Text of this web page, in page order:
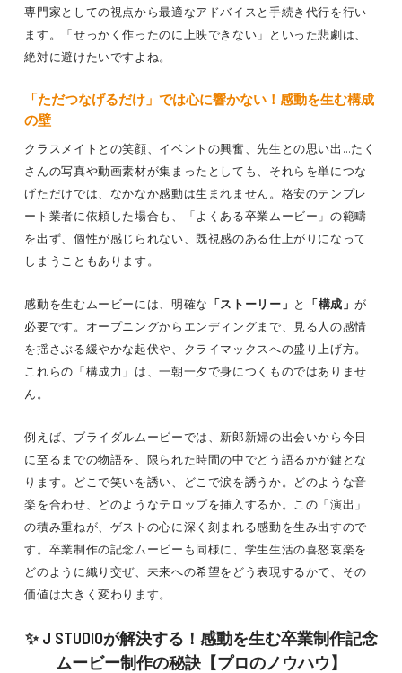
専門家としての視点から最適なアドバイスと手続き代行を行い
ます。「せっかく作ったのに上映できない」といった悲劇は、
絶対に避けたいですよね。
「ただつなげるだけ」では心に響かない！感動を生む構成
の壁
クラスメイトとの笑顔、イベントの興奮、先生との思い出…たく
さんの写真や動画素材が集まったとしても、それらを単につな
げただけでは、なかなか感動は生まれません。格安のテンプレ
ート業者に依頼した場合も、「よくある卒業ムービー」の範疇
を出ず、個性が感じられない、既視感のある仕上がりになって
しまうこともあります。
感動を生むムービーには、明確な 「ストーリー」 と 「構成」が
必要です。オープニングからエンディングまで、見る人の感情
を揺さぶる緩やかな起伏や、クライマックスへの盛り上げ方。
これらの「構成力」は、一朝一夕で身につくものではありませ
ん。
例えば、ブライダルムービーでは、新郎新婦の出会いから今日
に至るまでの物語を、限られた時間の中でどう語るかが鍵とな
ります。どこで笑いを誘い、どこで涙を誘うか。どのような音
楽を合わせ、どのようなテロップを挿入するか。この「演出」
の積み重ねが、ゲストの心に深く刻まれる感動を生み出すので
す。卒業制作の記念ムービーも同様に、学生生活の喜怒哀楽を
どのように織り交ぜ、未来への希望をどう表現するかで、その
価値は大きく変わります。
✨ J STUDIOが解決する！感動を生む卒業制作記念
ムービー制作の秘訣【プロのノウハウ】